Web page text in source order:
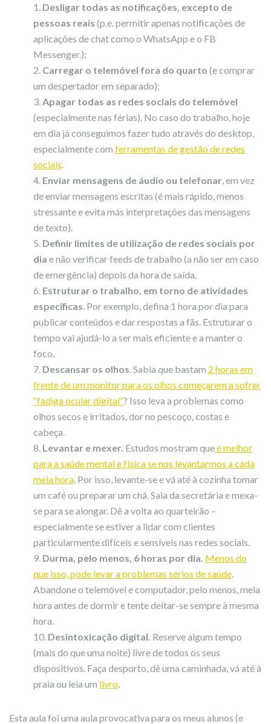
Desligar todas as notificações, excepto de
pessoas reais (p.e. permitir apenas notificações de
aplicações de chat como o WhatsApp e o FB
Messenger.);
Carregar o telemóvel fora do quarto (e comprar
um despertador em separado);
Apagar todas as redes sociais do telemóvel
(especialmente nas férias). No caso do trabalho, hoje
em dia já conseguimos fazer tudo através do desktop,
especialmente com ferramentas de gestão de redes
sociais.
Enviar mensagens de áudio ou telefonar, em vez
de enviar mensagens escritas (é mais rápido, menos
stressante e evita más interpretações das mensagens
de texto).
Definir limites de utilização de redes sociais por
dia e não verificar feeds de trabalho (a não ser em caso
de emergência) depois da hora de saída.
Estruturar o trabalho, em torno de atividades
específicas. Por exemplo, defina 1 hora por dia para
publicar conteúdos e dar respostas a fãs. Estruturar o
tempo vai ajudá-lo a ser mais eficiente e a manter o
foco.
Descansar os olhos. Sabia que bastam 2 horas em
frente de um monitor para os olhos começarem a sofrer
“fadiga ocular digital”? Isso leva a problemas como
olhos secos e irritados, dor no pescoço, costas e
cabeça.
Levantar e mexer. Estudos mostram queé melhor
para a saúde mental e física se nos levantarmos a cada
meia hora. Por isso, levante-se e vá até à cozinha tomar
um café ou preparar um chá. Saia da secretária e mexa-
se para se alongar. Dê a volta ao quarteirão –
especialmente se estiver a lidar com clientes
particularmente difíceis e sensíveis nas redes sociais.
Durma, pelo menos, 6 horas por dia. Menos do
que isso, pode levar a problemas sérios de saúde.
Abandone o telemóvel e computador, pelo menos, meia
hora antes de dormir e tente deitar-se sempre à mesma
hora.
Desintoxicação digital. Reserve algum tempo
(mais do que uma noite) livre de todos os seus
dispositivos. Faça desporto, dê uma caminhada, vá até à
praia ou leia um livro.
Esta aula foi uma aula provocativa para os meus alunos (e